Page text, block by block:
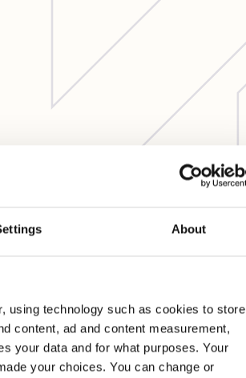
About
using technology such as cookies to store
content, ad and content measurement,
your data and for what purposes. Your
your choices. You can change or